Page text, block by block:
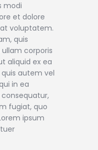
modi
et dolore
voluptatem.
quis
corporis
aliquid ex ea
autem vel
in ea
fugiat, quo
ipsum